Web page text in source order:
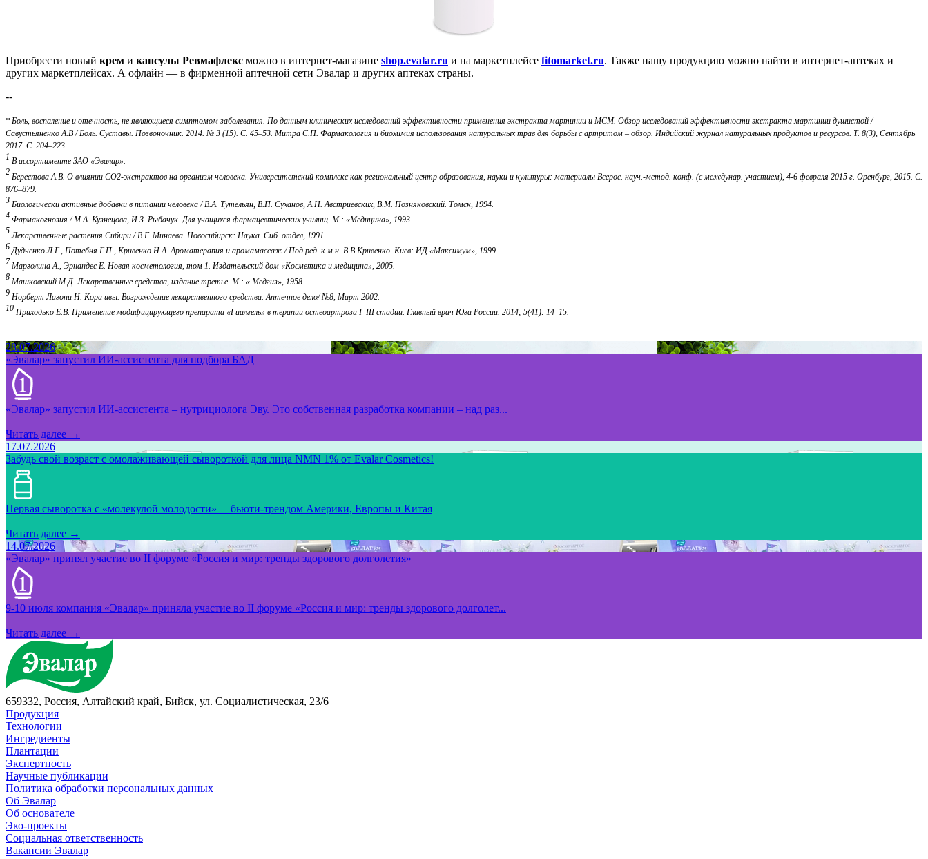
Приобрести новый крем и капсулы Ревмафлекс можно в интернет-магазине shop.evalar.ru и на маркетплейсе fitomarket.ru. Также нашу продукцию можно найти в интернет-аптеках и
других маркетплейсах. А офлайн — в фирменной аптечной сети Эвалар и других аптеках страны.
--
* Боль, воспаление и отечность, не являющиеся симптомом заболевания. По данным клинических исследований эффективности применения экстракта мартинии и МСМ. Обзор исследований эффективности экстракта мартинии душистой /
Савустьяненко А.В / Боль. Суставы. Позвоночник. 2014. № 3 (15). С. 45–53. Митра С.П. Фармакология и биохимия использования натуральных трав для борьбы с артритом – обзор. Индийский журнал натуральных продуктов и ресурсов. Т. 8(3), Сентябрь
2017. С. 204–223.
1 В ассортименте ЗАО «Эвалар».
2 Берестова А.В. О влиянии СО2-экстрактов на организм человека. Университетский комплекс как региональный центр образования, науки и культуры: материалы Всерос. науч.-метод. конф. (с междунар. участием), 4-6 февраля 2015 г. Оренбург, 2015. С.
876–879.
3 Биологически активные добавки в питании человека / В.А. Тутельян, В.П. Суханов, А.Н. Австриевских, В.М. Позняковский. Томск, 1994.
4 Фармакогнозия / М.А. Кузнецова, И.З. Рыбачук. Для учащихся фармацевтических училищ. М.: «Медицина», 1993.
5Лекарственные растения Сибири / В.Г. Минаева. Новосибирск: Наука. Сиб. отдел, 1991.
6Дудченко Л.Г., Потебня Г.П., Кривенко Н.А. Ароматерапия и аромамассаж / Под ред. к.м.н. В.В Кривенко. Киев: ИД «Максимум», 1999.
7 Марголина А., Эрнандес Е. Новая косметология, том 1. Издательский дом «Косметика и медицина», 2005.
8 Машковский М.Д. Лекарственные средства, издание третье. М.: « Медгиз», 1958.
9 Норберт Лагони Н. Кора ивы. Возрождение лекарственного средства. Аптечное дело/ №8, Март 2002.
10 Приходько Е.В. Применение модифицирующего препарата «Гиалгель» в терапии остеоартроза I–III стадии. Главный врач Юга России. 2014; 5(41): 14–15.
28.07.2026
«Эвалар» запустил ИИ-ассистента для подбора БАД
«Эвалар» запустил ИИ-ассистента – нутрициолога Эву. Это собственная разработка компании – над раз...
Читать далее →
17.07.2026
Забудь свой возраст с омолаживающей сывороткой для лица NMN 1% от Evalar Cosmetics!
Первая сыворотка с «молекулой молодости» – бьюти-трендом Америки, Европы и Китая
Читать далее →
14.07.2026
«Эвалар» принял участие во II форуме «Россия и мир: тренды здорового долголетия»
9-10 июля компания «Эвалар» приняла участие во II форуме «Россия и мир: тренды здорового долголет...
Читать далее →
659332, Россия, Алтайский край, Бийск, ул. Социалистическая, 23/6
Продукция
Технологии
Ингредиенты
Плантации
Экспертность
Научные публикации
Политика обработки персональных данных
Об Эвалар
Об основателе
Эко-проекты
Социальная ответственность
Вакансии Эвалар